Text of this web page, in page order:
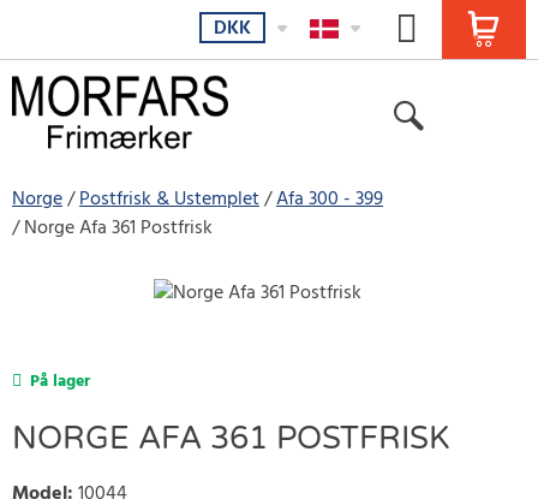
DKK
Norge Postfrisk & Ustemplet Afa 300 - 399
Norge Afa 361 Postfrisk
På lager
NORGE AFA 361 POSTFRISK